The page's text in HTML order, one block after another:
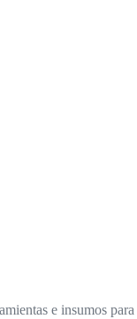
e insumos para